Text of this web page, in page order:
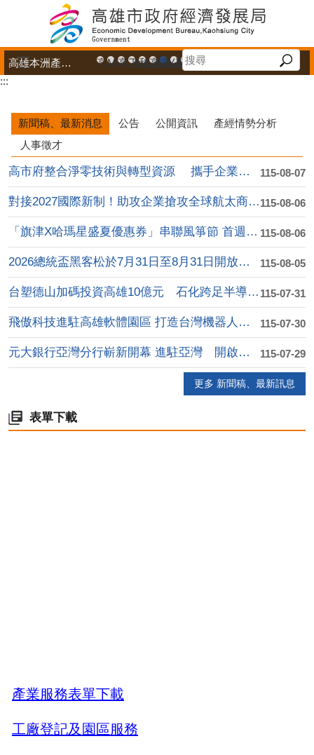
跳到主要內容區塊
高雄市政府中小企業升級輔導網站
MEGABAY大港創艦
高雄金融科技創新園區
工廠登記線上申辦系統
和發產業園區
高雄工業資訊平台
高雄本洲產業園區服務中心
公司、商業登記主題網
高雄市友善商家
高雄市政府經濟發展局-
工業管線防災教育資
高雄市綠能管理資
高雄市綠能管理
高雄淨零商轉
高雄招商網
高雄會展網
專刊『
雄心
「我
高雄本洲產業園區服務中心
:::
新聞稿、最新消息 公告 公開資訊
產經情勢分析
人事徵才
115-08-07
高市府整合淨零技術與轉型資源 攜手企業加速低碳轉....
115-08-06
對接2027國際新制！助攻企業搶攻全球航太商機 ....
115-08-06
「旗津X哈瑪星盛夏優惠券」串聯風箏節 首週吸引逾....
115-08-05
2026總統盃黑客松於7月31日至8月31日開放徵....
115-07-31
台塑德山加碼投資高雄10億元 石化跨足半導體高值化....
115-07-30
飛傲科技進駐高雄軟體園區 打造台灣機器人產業自動化....
115-07-29
元大銀行亞灣分行嶄新開幕 進駐亞灣 開啟高資產金融....
更多 新聞稿、最新訊息
表單下載
產業服務表單下載
工廠登記及園區服務